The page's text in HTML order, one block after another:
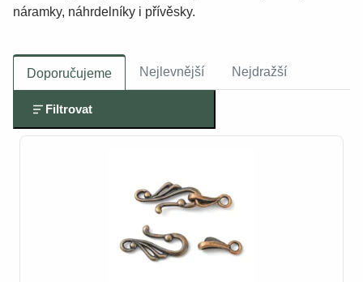
náramky, náhrdelníky i přívěsky.
Doporučujeme Nejlevnější Nejdražší
Filtrovat